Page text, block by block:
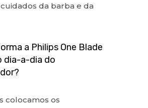
da barba e da
a Philips One Blade
dia-a-dia do
colocamos os